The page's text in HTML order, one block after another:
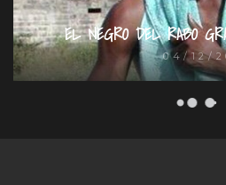
EL NEGRO DEL RABO
04/12/